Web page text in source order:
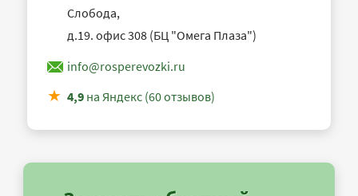
Слобода,
д.19. офис 308 (БЦ "Омега Плаза")
info@rosperevozki.ru
4,9 на Яндекс (60 отзывов)